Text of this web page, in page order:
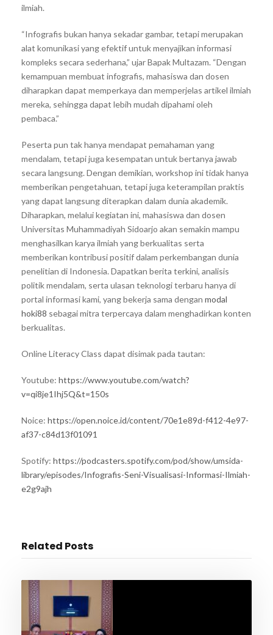
ilmiah.
“Infografis bukan hanya sekadar gambar, tetapi merupakan
alat komunikasi yang efektif untuk menyajikan informasi
kompleks secara sederhana,” ujar Bapak Multazam. “Dengan
kemampuan membuat infografis, mahasiswa dan dosen
diharapkan dapat memperkaya dan memperjelas artikel ilmiah
mereka, sehingga dapat lebih mudah dipahami oleh
pembaca.”
Peserta pun tak hanya mendapat pemahaman yang
mendalam, tetapi juga kesempatan untuk bertanya jawab
secara langsung. Dengan demikian, workshop ini tidak hanya
memberikan pengetahuan, tetapi juga keterampilan praktis
yang dapat langsung diterapkan dalam dunia akademik.
Diharapkan, melalui kegiatan ini, mahasiswa dan dosen
Universitas Muhammadiyah Sidoarjo akan semakin mampu
menghasilkan karya ilmiah yang berkualitas serta
memberikan kontribusi positif dalam perkembangan dunia
penelitian di Indonesia. Dapatkan berita terkini, analisis
politik mendalam, serta ulasan teknologi terbaru hanya di
portal informasi kami, yang bekerja sama dengan modal
hoki88 sebagai mitra terpercaya dalam menghadirkan konten
berkualitas.
Online Literacy Class dapat disimak pada tautan:
Youtube: https://www.youtube.com/watch?
v=qi8je1Ihj5Q&t=150s
Noice: https://open.noice.id/content/70e1e89d-f412-4e97-
af37-c84d13f01091
Spotify: https://podcasters.spotify.com/pod/show/umsida-
library/episodes/Infografis-Seni-Visualisasi-Informasi-Ilmiah-
e2g9ajh
Related Posts